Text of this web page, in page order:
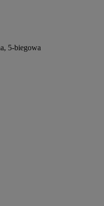
5-biegowa